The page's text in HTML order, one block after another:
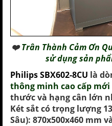
❤️Trân Thành Cảm Ơn
sử dụng sản
Philips SBX602-8CU là
thông minh cao cấp mới
thước và hạng cân lớn
Két sắt có trọng lượng
Sâu): 870x500x460 mm